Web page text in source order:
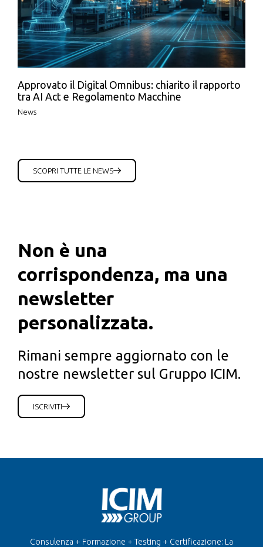
Approvato il Digital Omnibus: chiarito il rapporto
tra AI Act e Regolamento Macchine
News
SCOPRI TUTTE LE NEWS
Non è una
corrispondenza, ma una
newsletter
personalizzata.
Rimani sempre aggiornato con le
nostre newsletter sul Gruppo ICIM.
ISCRIVITI
Consulenza + Formazione + Testing + Certificazione: La